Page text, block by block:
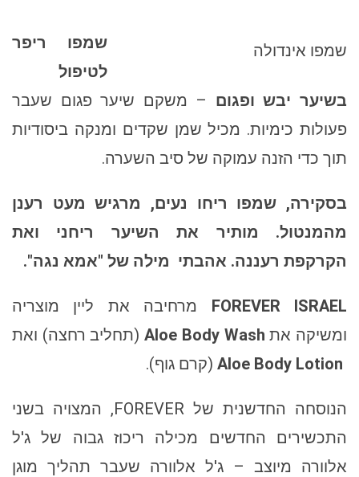
שמפו אינדולה
שמפו ריפר
לטיפול
בשיער יבש ופגום – משקם שיער פגום שעבר
פעולות כימיות. מכיל שמן שקדים ומנקה ביסודיות
תוך כדי הזנה עמוקה של סיב השערה.
בסקירה, שמפו ריחו נעים, מרגיש מעט רענן
מהמנטול. מותיר את השיער ריחני ואת
הקרקפת רעננה. אהבתימילה של "אמא נגה".
FOREVER ISRAEL
מרחיבה את ליין מוצריה
ומשיקה אתAloe Body Wash (תחליב רחצה) ואת
(קרם גוף).
הנוסחה החדשנית של FOREVER, המצויה בשני
התכשירים החדשים מכילה ריכוז גבוה של ג'ל
אלוורה מיוצב – ג'ל אלוורה שעבר תהליך מוגן